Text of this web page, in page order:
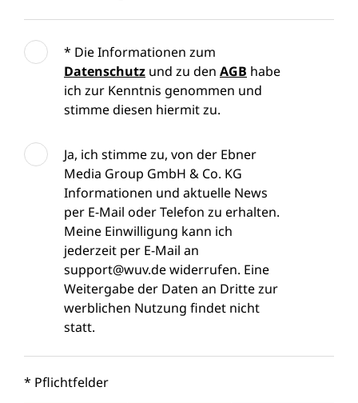
* Die Informationen zum
Datenschutz und zu den AGB habe
ich zur Kenntnis genommen und
stimme diesen hiermit zu.
Ja, ich stimme zu, von der Ebner
Media Group GmbH & Co. KG
Informationen und aktuelle News
per E-Mail oder Telefon zu erhalten.
Meine Einwilligung kann ich
jederzeit per E-Mail an
support@wuv.de widerrufen. Eine
Weitergabe der Daten an Dritte zur
werblichen Nutzung findet nicht
statt.
* Pflichtfelder